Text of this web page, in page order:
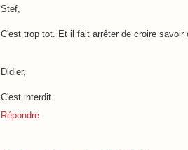
Stef,
C'est trop tot. Et il fait arrêter de croire savoir
Didier,
C'est interdit.
Répondre